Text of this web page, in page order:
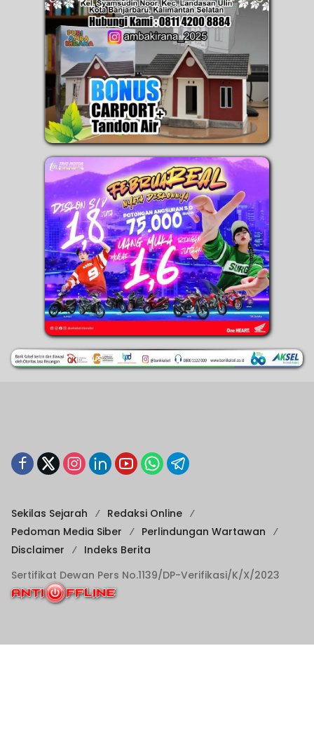
Sekilas Sejarah
Redaksi Online
Pedoman Media Siber
Perlindungan Wartawan
Disclaimer
Indeks Berita
Sertifikat Dewan Pers No.1139/DP-Verifikasi/K/X/2023